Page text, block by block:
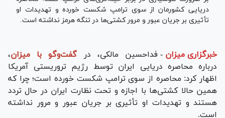
دریایی کشورمان از سوی ترامپ شکست خورده و تهدیدات او
تأثیری بر جریان عبور و مرور کشتی‌ها در تنگه هرمز نداشته است.
خبرگزاری میزان - فداحسین مالکی، درگفت‌و‌گو با میزان،
درباره محاصره دریایی ایران توسط رژیم تروریستی آمریکا
اظهار کرد: محاصره از سوی ترامپ شکست خورده است؛ چرا که
همین حالا کشتی‌ها با اجازه و تحت نظارت ایران در حال تردد
هستند و تهدیدات او تأثیری بر جریان عبور و مرور نداشته
است.